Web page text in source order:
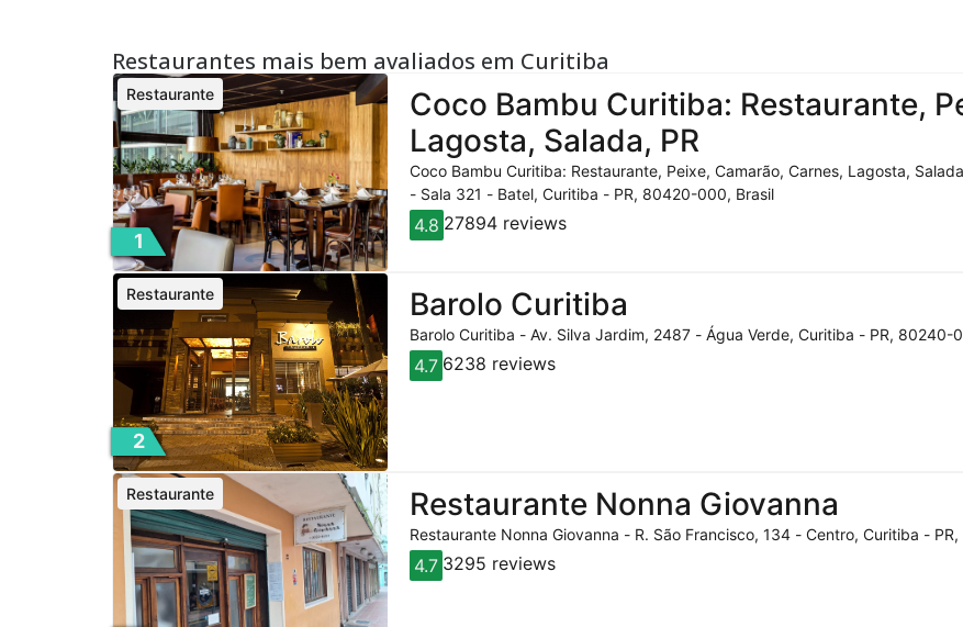
Restaurantes mais bem avaliados em Curitiba
1
Coco Bambu Curitiba: Restaurante,
Lagosta, Salada, PR
Restaurante
Coco Bambu Curitiba: Restaurante, Peixe, Camarão, Carnes, Lagosta,
- Sala 321 - Batel, Curitiba - PR, 80420-000, Brasil
4.8 27894 reviews
2
Barolo Curitiba
Restaurante
Barolo Curitiba - Av. Silva Jardim, 2487 - Água Verde, Curitiba - PR, 80240-
4.7 6238 reviews
Restaurante Nonna Giovanna
Restaurante
Restaurante Nonna Giovanna - R. São Francisco, 134 - Centro, Curitiba -
4.7 3295 reviews